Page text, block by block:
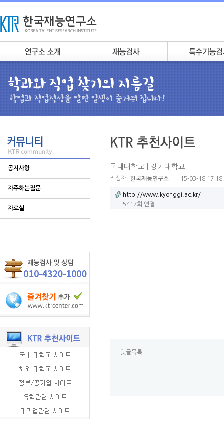
공지사항
자주하는질문
자료실
국내대학교 | 경기대학교
작성자 한국재능연구소 15-03-18 17:18
http://www.kyonggi.ac.kr/
5417회 연결
댓글목록